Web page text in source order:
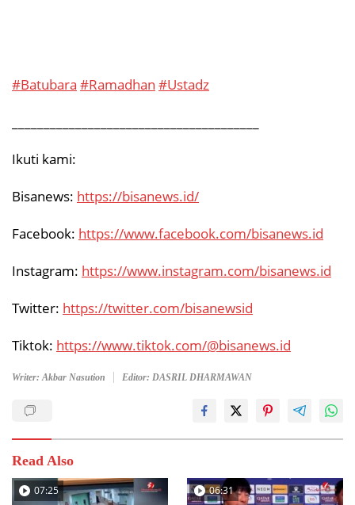
#Batubara #Ramadhan #Ustadz
Ikuti kami:
Bisanews: https://bisanews.id/
Facebook: https://www.facebook.com/bisanews.id
Instagram: https://www.instagram.com/bisanews.id
Twitter: https://twitter.com/bisanewsid
Tiktok: https://www.tiktok.com/@bisanews.id
Writer: Akbar Nasution Editor: DASRIL DHARMAWAN
Read Also
07:25 06:31